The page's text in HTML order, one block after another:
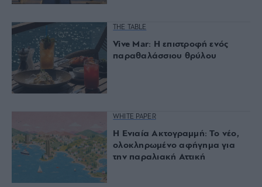
THE TABLE
Vive Mar: Η επιστροφή ενός
παραθαλάσσιου θρύλου
WHITE PAPER
Η Ενιαία Ακτογραμμή: Το νέο,
ολοκληρωμένο αφήγημα για
την παραλιακή Αττική